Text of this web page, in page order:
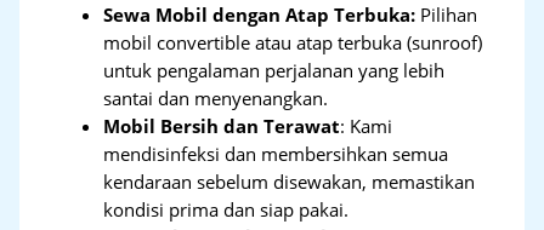
Sewa Mobil dengan Atap Terbuka: Pilihan
mobil convertible atau atap terbuka (sunroof)
untuk pengalaman perjalanan yang lebih
santai dan menyenangkan.
Mobil Bersih dan Terawat: Kami
mendisinfeksi dan membersihkan semua
kendaraan sebelum disewakan, memastikan
kondisi prima dan siap pakai.